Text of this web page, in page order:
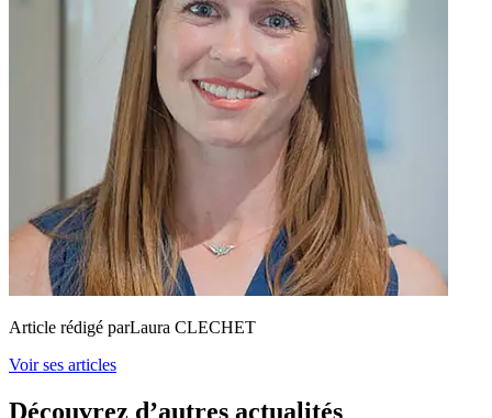
Article rédigé parLaura CLECHET
Voir ses articles
Découvrez d’autres actualités